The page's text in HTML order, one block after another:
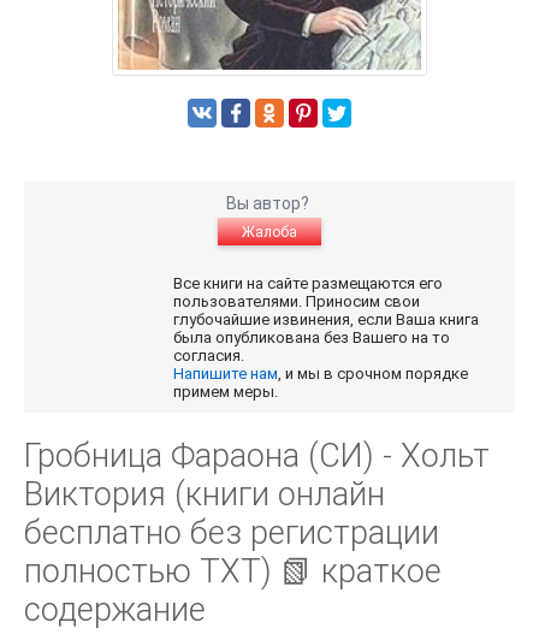
Вы автор?
Жалоба
Все книги на сайте размещаются его
пользователями. Приносим свои
глубочайшие извинения, если Ваша книга
была опубликована без Вашего на то
согласия.
Напишите нам, и мы в срочном порядке
примем меры.
Гробница Фараона (СИ) - Хольт
Виктория (книги онлайн
бесплатно без регистрации
полностью TXT) 📗 краткое
содержание